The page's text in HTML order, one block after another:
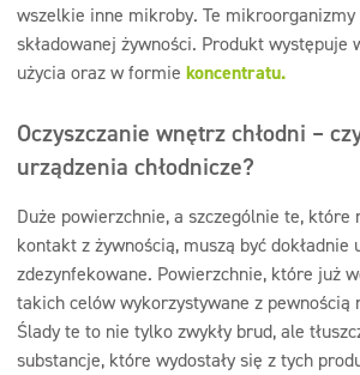
wszelkie inne mikroby. Te mikroorganizmy
składowanej żywności. Produkt występuje
użycia oraz w formie koncentratu.
Oczyszczanie wnętrz chłodni –
urządzenia chłodnicze?
Duże powierzchnie, a szczególnie te, które
kontakt z żywnością, muszą być dokładnie
zdezynfekowane. Powierzchnie, które już
takich celów wykorzystywane z pewnością
Ślady te to nie tylko zwykły brud, ale
substancje, które wydostały się z tych